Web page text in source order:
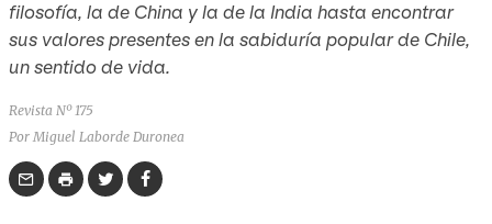
Revista Nº 175
Por Miguel Laborde Duronea
filosofía, la de China y la de la India hasta encontrar
sus valores presentes en la sabiduría popular de Chile,
un sentido de vida.